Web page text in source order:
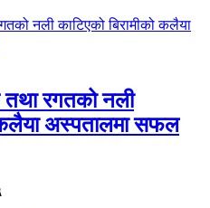
रगतको नली
कलैया अस्पतालमा सफल